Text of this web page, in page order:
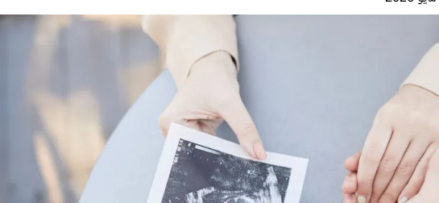
تطبيقات سيدتي
دليل السفر
آخر الأخبار